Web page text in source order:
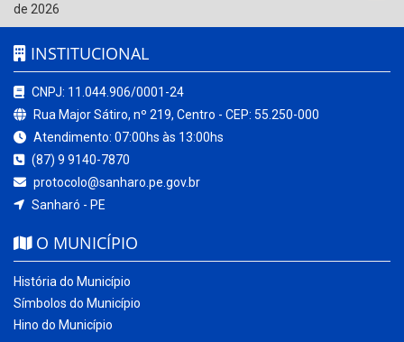
de 2026
INSTITUCIONAL
CNPJ: 11.044.906/0001-24
Rua Major Sátiro, nº 219, Centro - CEP: 55.250-000
Atendimento: 07:00hs às 13:00hs
(87) 9 9140-7870
protocolo@sanharo.pe.gov.br
Sanharó - PE
O MUNICÍPIO
História do Município
Símbolos do Município
Hino do Município